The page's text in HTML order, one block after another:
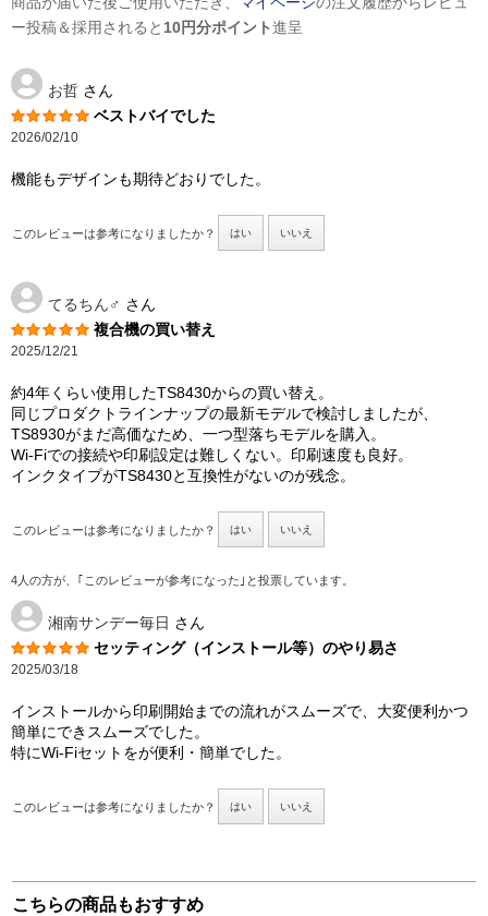
ー投稿＆採用されると 10円分ポイント進呈
お哲 さん
ベストバイでした
2026/02/10
機能もデザインも期待どおりでした。
このレビューは参考になりましたか？ はい いいえ
てるちん♂ さん
複合機の買い替え
2025/12/21
約4年くらい使用したTS8430からの買い替え。
同じプロダクトラインナップの最新モデルで検討しましたが、
TS8930がまだ高価なため、一つ型落ちモデルを購入。
Wi-Fiでの接続や印刷設定は難しくない。印刷速度も良好。
インクタイプがTS8430と互換性がないのが残念。
このレビューは参考になりましたか？ はい いいえ
4人の方が、｢このレビューが参考になった｣と投票しています。
湘南サンデー毎日 さん
セッティング（インストール等）のやり易さ
2025/03/18
インストールから印刷開始までの流れがスムーズで、大変便利かつ
簡単にできスムーズでした。
特にWi-Fiセットをが便利・簡単でした。
このレビューは参考になりましたか？ はい いいえ
こちらの商品もおすすめ